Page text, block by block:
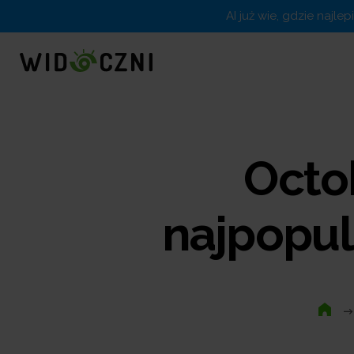
AI już wie, gdzie